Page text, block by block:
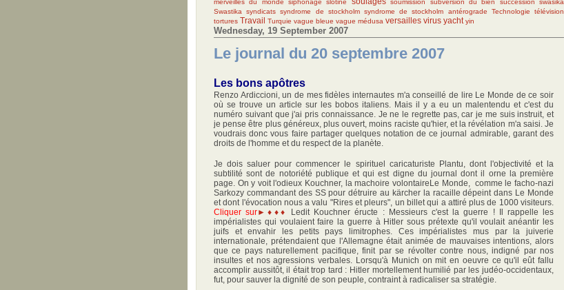
merveilles du monde
siphonage slotine soumission subversion du bien succession
swasika
Swastika
syndicats syndrome de stockholm syndrome de stockholm antérograde Technologie
télévision
tortures Travail Turquie vague bleue vague médusa versailles virus yacht yin
Wednesday, 19 September 2007
Le journal du 20 septembre 2007
Les bons apôtres
Renzo Ardiccioni, un de mes fidèles internautes m'a conseillé de lire Le Monde de ce soir
où se trouve un article sur les bobos italiens. Mais il y a eu un malentendu et c'est du
numéro suivant que j'ai pris connaissance. Je ne le regrette pas, car je me suis instruit, et
je pense être plus généreux, plus ouvert, moins raciste qu'hier, et la révélation m'a saisi. Je
voudrais donc vous faire partager quelques notation de ce journal admirable, garant des
droits de l'homme et du respect de la planète.
Je dois saluer pour commencer le spirituel caricaturiste Plantu, dont l'objectivité et la
subtilité sont de notoriété publique et qui est digne du journal dont il orne la première
page. On y voit l'odieux Kouchner, la machoire volontaireLe Monde, comme le facho-nazi
Sarkozy commandant des SS pour détruire au kärcher la racaille dépeint dans Le Monde
et dont l'évocation nous a valu "Rires et pleurs", un billet qui a attiré plus de 1000 visiteurs.
Cliquer sur►♦♦♦
Ledit Kouchner éructe : Messieurs c'est la guerre ! Il rappelle les
impérialistes qui voulaient faire la guerre à Hitler sous prétexte qu'il voulait anéantir les
juifs et envahir les petits pays limitrophes. Ces impérialistes mus par la juiverie
internationale, prétendaient que l'Allemagne était animée de mauvaises intentions, alors
que ce pays naturellement pacifique, finit par se révolter contre nous, indigné par nos
insultes et nos agressions verbales. Lorsqu'à Munich on mit en oeuvre ce qu'il eût fallu
accomplir aussitôt, il était trop tard : Hitler mortellement humilié par les judéo-occidentaux,
fut, pour sauver la dignité de son peuple, contraint à radicaliser sa stratégie.